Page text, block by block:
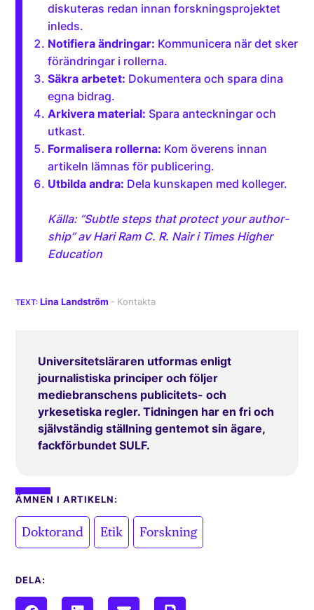
diskuteras redan innan forskningsprojektet
inleds.
Notifiera ändringar: Kommunicera när det sker
förändringar i rollerna.
Säkra arbetet: Dokumentera och spara dina
egna bidrag.
Arkivera material: Spara anteckningar och
utkast.
Formalisera rollerna: Kom överens innan
artikeln lämnas för publicering.
Utbilda andra: Dela kunskapen med kolleger.
Källa: ”Subtle steps that protect your author­
ship” av Hari Ram C. R. Nair i Times Higher
Education
Lina Landström
Universitetsläraren utformas enligt
journalistiska principer och följer
mediebranschens publicitets- och
yrkesetiska regler. Tidningen har en fri och
självständig ställning gentemot sin ägare,
fackförbundet SULF.
ÄMNEN I ARTIKELN:
Doktorand Etik Forskning
DELA: